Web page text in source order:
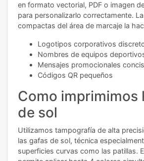
en formato vectorial, PDF o imagen
para personalizarlo correctamente.
compactas del área de marcaje la
Logotipos corporativos
Nombres de equipos
Mensajes promocionales
Códigos QR pequeños
Como imprimimos
de sol
Utilizamos tampografía de alta
las gafas de sol, técnica
superficies curvas como las patillas.